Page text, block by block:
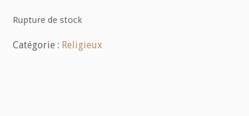
Rupture de stock
Catégorie : Religieux